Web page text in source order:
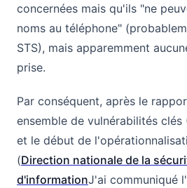
concernées mais qu'ils "ne
noms au téléphone"
STS), mais apparemment
prise.
Par conséquent, après le
ensemble de vulnérabilités clés
et le début de
(Direction nationale de la
d'informationJ'ai communiqué